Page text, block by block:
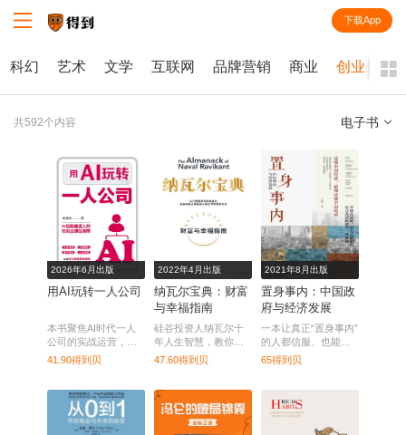
下载App
科幻 艺术 文学 互联网 品牌营销 商业 创业
共592个内容 电子书
全部
课程
每天听本书
电子书
2026年6月出版
用AI玩转一人公司
本书聚焦AI时代一人
公司的实战运营，系
统解答普通人如何搭
建、运营一人公司并
问题。
41.90得到贝
2022年4月出版
纳瓦尔宝典：财富
与幸福指南
硅谷投资人纳瓦尔十
年人生智慧，教你如
何获得财富与幸福。
47.60得到贝
2021年8月出版
置身事内：中国政
府与经济发展
一本让真正“置身事内”
的人都信服、也能让
你相信中国会更好的
书。
65得到贝